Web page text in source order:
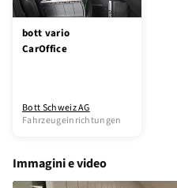
bott vario
CarOffice
Bott Schweiz AG
Fahrzeugeinrichtungen
Immagini e video